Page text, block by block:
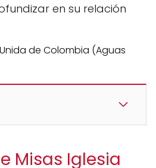
en su relación
Misas Iglesia